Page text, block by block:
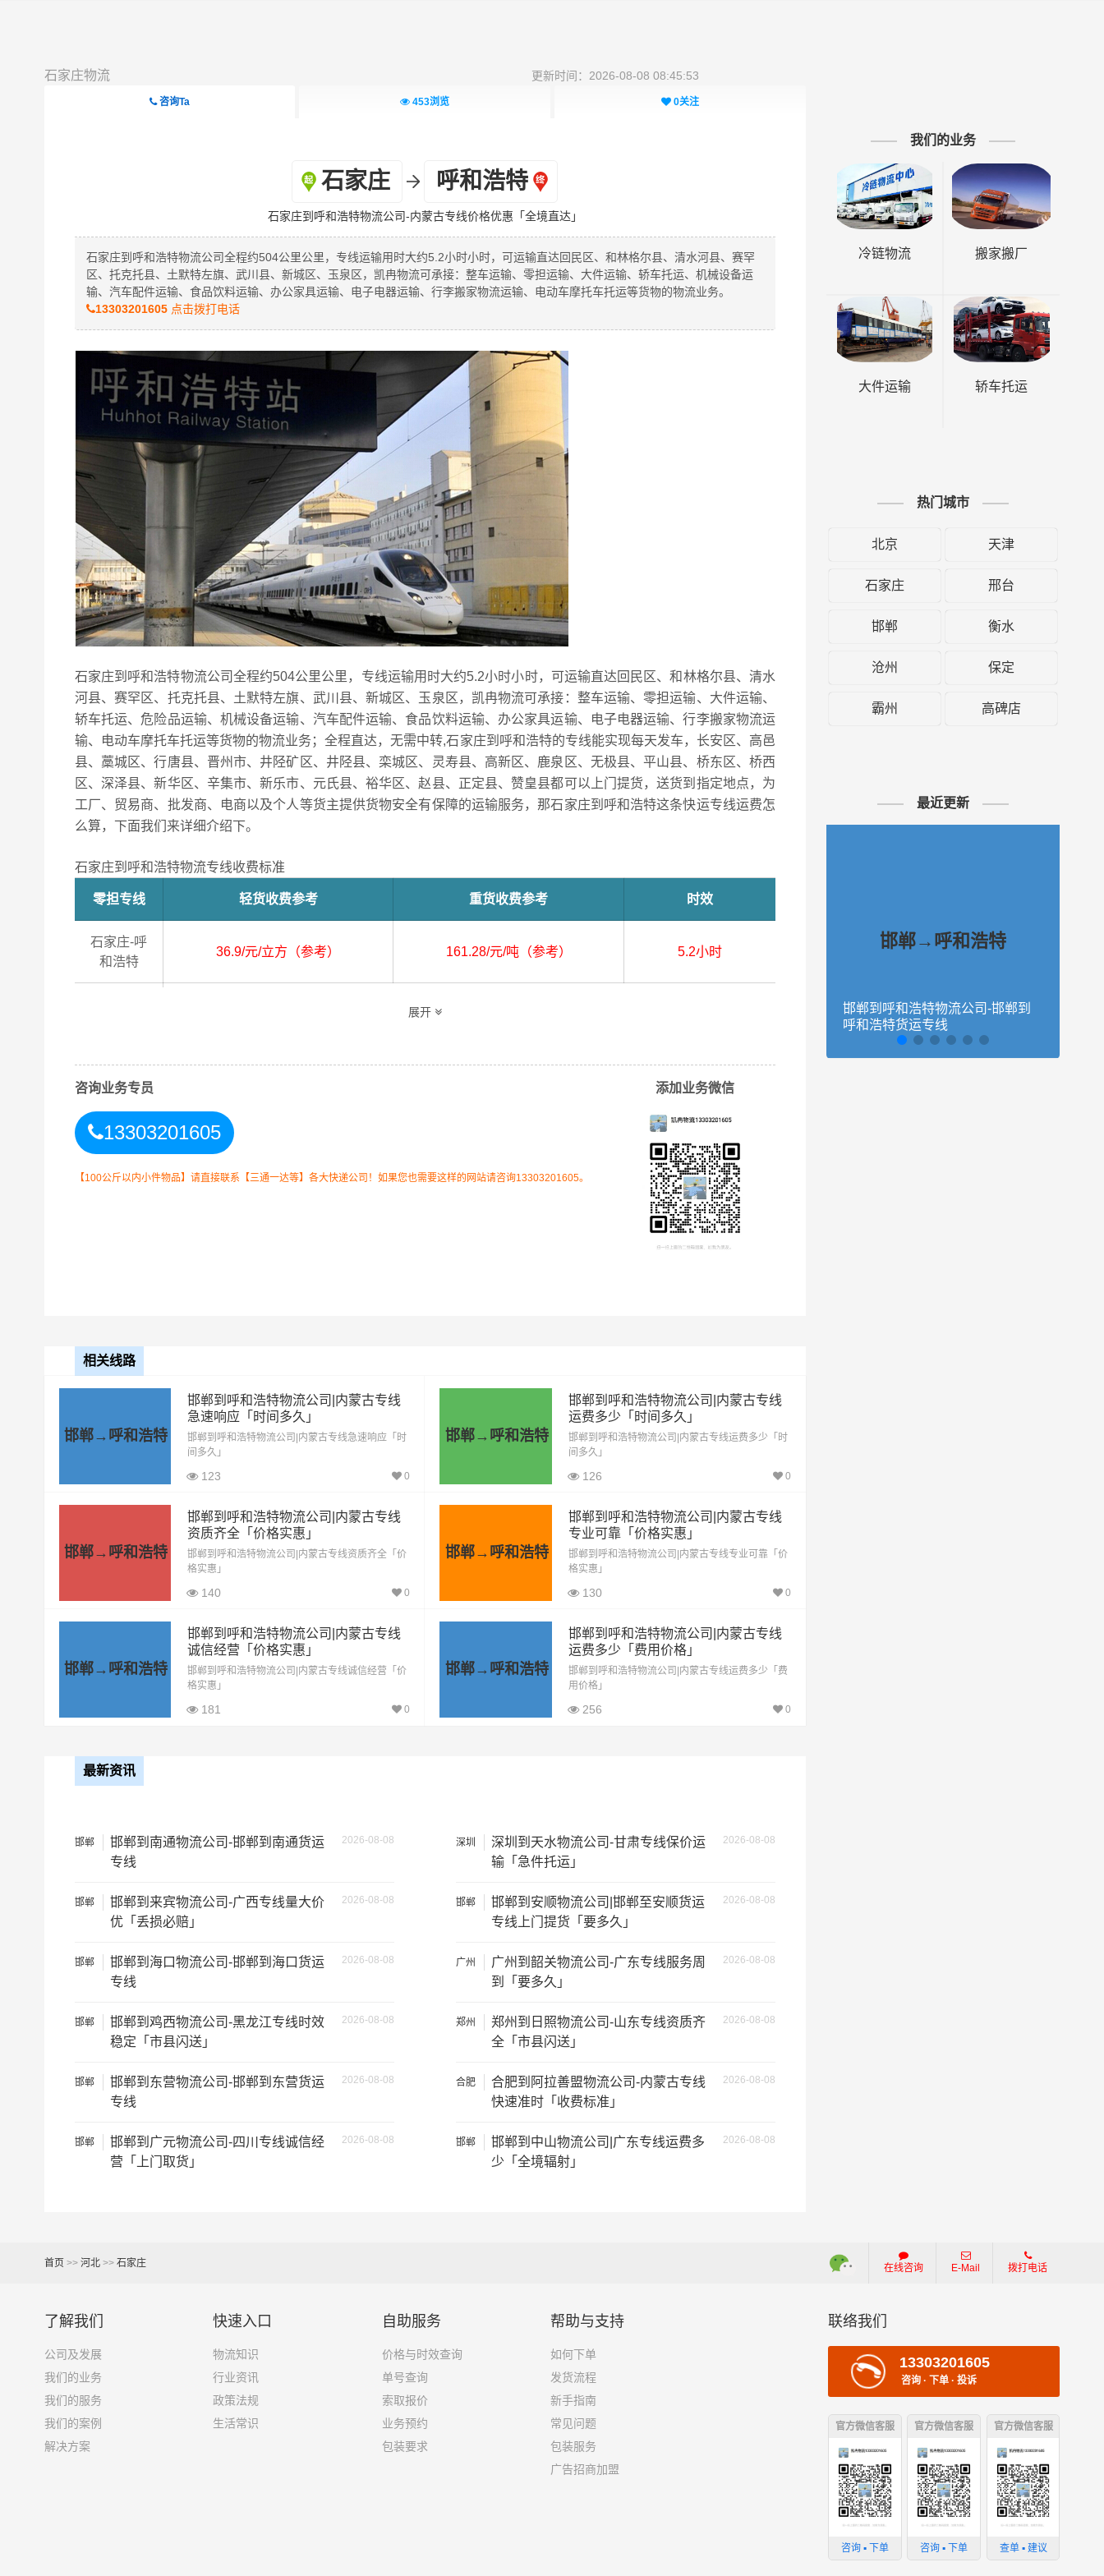
石家庄物流 更新时间：2026-08-08 08:45:53
咨询Ta 453浏览 0关注
石家庄 呼和浩特
石家庄到呼和浩特物流公司-内蒙古专线价格优惠「全境直达」
石家庄到呼和浩特物流公司全程约504公里公里，专线运输用时大约5.2小时小时，可运输直达回民区、和林格尔县、清水河县、赛罕
区、托克托县、土默特左旗、武川县、新城区、玉泉区，凯冉物流可承接：整车运输、零担运输、大件运输、轿车托运、机械设备运
输、汽车配件运输、食品饮料运输、办公家具运输、电子电器运输、行李搬家物流运输、电动车摩托车托运等货物的物流业务。
13303201605点击拨打电话
石家庄到呼和浩特物流公司全程约504公里公里，专线运输用时大约5.2小时小时，可运输直达回民区、和林格尔县、清水
河县、赛罕区、托克托县、土默特左旗、武川县、新城区、玉泉区，凯冉物流可承接：整车运输、零担运输、大件运输、
轿车托运、危险品运输、机械设备运输、汽车配件运输、食品饮料运输、办公家具运输、电子电器运输、行李搬家物流运
输、电动车摩托车托运等货物的物流业务；全程直达，无需中转,石家庄到呼和浩特的专线能实现每天发车，长安区、高邑
县、藁城区、行唐县、晋州市、井陉矿区、井陉县、栾城区、灵寿县、高新区、鹿泉区、无极县、平山县、桥东区、桥西
区、深泽县、新华区、辛集市、新乐市、元氏县、裕华区、赵县、正定县、赞皇县都可以上门提货，送货到指定地点，为
工厂、贸易商、批发商、电商以及个人等货主提供货物安全有保障的运输服务，那石家庄到呼和浩特这条快运专线运费怎
么算，下面我们来详细介绍下。
石家庄到呼和浩特物流专线收费标准
零担专线 轻货收费参考 重货收费参考 时效
石家庄-呼
和浩特
36.9/元/立方（参考） 161.28/元/吨（参考） 5.2小时
取货区域
区、无极县、平山县、桥东区、桥西区、深泽县、新华区、辛集市、新乐市、元氏县、裕华区、赵
4小时送货
回民区、和林格尔县、清水河县、赛罕区、托克托县、土默特左旗、武川县、新城区、玉泉区（详
型
4.2米高栏 3.5元 504公里 1764元
7.5元 3780元
13米平板 8.5元 504公里 4284元
17.5米平板 504公里
备注
整车运输价格计算方式通常是按单价×公里，以上报价为市场透明价，仅供参考，不作为最终成交价
格，望知晓！
根据货物类型选择合适车型
中型面包车 1.2吨
依维柯 9立方 1.5吨 2.4×1.8×2.2
1.5吨
中型货车 20立方 2吨 3.8×2×2.9
7米6货车 10吨
其他货主物流经验分享
已发过 货物的货主告诉大家如果你选择了一家不靠谱的物流公司，可能会面临以下风险和损失：
展开
咨询业务专员
13303201605
【100公斤以内小件物品】请直接联系【三通一达等】各大快递公司！如果您也需要这样的网站请咨询13303201605。
添加业务微信
相关线路
邯郸→呼和浩特
邯郸到呼和浩特物流公司|内蒙古专线
急速响应「时间多久」
邯郸到呼和浩特物流公司|内蒙古专线急速响应「时
间多久」
123 0
邯郸→呼和浩特
邯郸到呼和浩特物流公司|内蒙古专线
运费多少「时间多久」
邯郸到呼和浩特物流公司|内蒙古专线运费多少「时
间多久」
126 0
邯郸→呼和浩特
邯郸到呼和浩特物流公司|内蒙古专线
资质齐全「价格实惠」
邯郸到呼和浩特物流公司|内蒙古专线资质齐全「价
格实惠」
140 0
邯郸→呼和浩特
邯郸到呼和浩特物流公司|内蒙古专线
专业可靠「价格实惠」
邯郸到呼和浩特物流公司|内蒙古专线专业可靠「价
格实惠」
130 0
邯郸→呼和浩特
邯郸到呼和浩特物流公司|内蒙古专线
诚信经营「价格实惠」
邯郸到呼和浩特物流公司|内蒙古专线诚信经营「价
格实惠」
181 0
邯郸→呼和浩特
邯郸到呼和浩特物流公司|内蒙古专线
运费多少「费用价格」
邯郸到呼和浩特物流公司|内蒙古专线运费多少「费
用价格」
256 0
最新资讯
邯郸 2026-08-08
邯郸到南通物流公司-邯郸到南通货运
专线
邯郸 2026-08-08
邯郸到来宾物流公司-广西专线量大价
优「丢损必赔」
邯郸 2026-08-08
邯郸到海口物流公司-邯郸到海口货运
专线
邯郸 2026-08-08
邯郸到鸡西物流公司-黑龙江专线时效
稳定「市县闪送」
邯郸 2026-08-08
邯郸到东营物流公司-邯郸到东营货运
专线
邯郸 2026-08-08
邯郸到广元物流公司-四川专线诚信经
营「上门取货」
深圳 2026-08-08
深圳到天水物流公司-甘肃专线保价运
输「急件托运」
邯郸 2026-08-08
邯郸到安顺物流公司|邯郸至安顺货运
专线上门提货「要多久」
广州 2026-08-08
广州到韶关物流公司-广东专线服务周
到「要多久」
郑州 2026-08-08
郑州到日照物流公司-山东专线资质齐
全「市县闪送」
合肥 2026-08-08
合肥到阿拉善盟物流公司-内蒙古专线
快速准时「收费标准」
邯郸 2026-08-08
邯郸到中山物流公司|广东专线运费多
少「全境辐射」
我们的业务
冷链物流 搬家搬厂
大件运输 轿车托运
热门城市
北京 天津
石家庄 邢台
邯郸 衡水
沧州 保定
霸州 高碑店
最近更新
邯郸→呼和浩特
邯郸到呼和浩特物流公司-邯郸到
呼和浩特货运专线
首页 >> 河北>> 石家庄 在线咨询 E-Mail 拨打电话
了解我们
公司及发展
我们的业务
我们的服务
我们的案例
解决方案
快速入口
物流知识
行业资讯
政策法规
生活常识
自助服务
价格与时效查询
单号查询
索取报价
业务预约
包装要求
帮助与支持
如何下单
发货流程
新手指南
常见问题
包装服务
广告招商加盟
联络我们
13303201605
咨询 · 下单 · 投诉
官方微信客服
咨询 ▪ 下单
官方微信客服
咨询 ▪ 下单
官方微信客服
查单 ▪ 建议